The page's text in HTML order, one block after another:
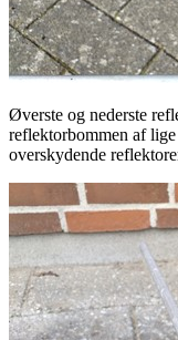
Øverste og nederste
reflektorbommen af
overskydende